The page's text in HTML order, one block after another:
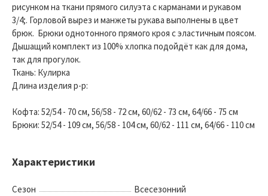
рисунком на ткани прямого силуэта с карманами и рукавом
3/4;. Горловой вырез и манжеты рукава выполнены в цвет
брюк. Брюки однотонного прямого кроя с эластичным поясом.
Дышащий комплект из 100% хлопка подойдёт как для дома,
так для прогулок.
Ткань: Кулирка
Длина изделия р-р:
Кофта: 52/54 - 70 см, 56/58 - 72 см, 60/62 - 73 см, 64/66 - 75 см
Брюки: 52/54 - 109 см, 56/58 - 104 см, 60/62 - 111 см, 64/66 - 110 см
Характеристики
Сезон
Всесезонний